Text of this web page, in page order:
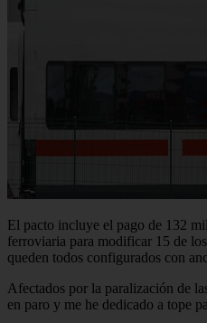
El pacto incluye el pago de 132
ferroviaria para modificar 15 de
queden todos configurados con
Afectados por la paralización de
en paro y me he dedicado a tope